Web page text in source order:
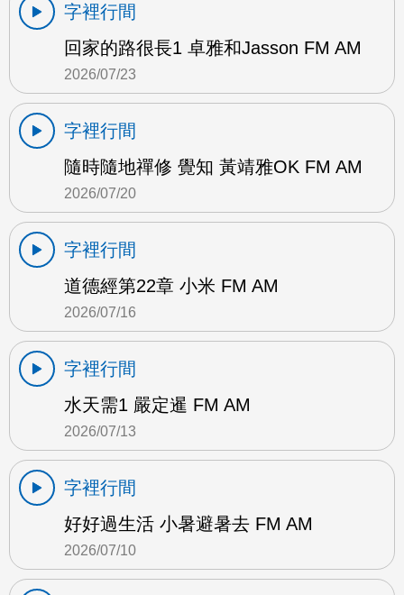
字裡行間
回家的路很長1 卓雅和Jasson FM AM
2026/07/23
字裡行間
隨時隨地禪修 覺知 黃靖雅OK FM AM
2026/07/20
字裡行間
道德經第22章 小米 FM AM
2026/07/16
字裡行間
水天需1 嚴定暹 FM AM
2026/07/13
字裡行間
好好過生活 小暑避暑去 FM AM
2026/07/10